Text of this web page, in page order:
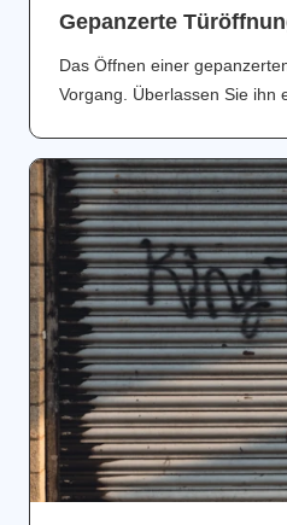
Gepanzerte
Das Öffnen einer
Vorgang. Überlassen Sie ihn